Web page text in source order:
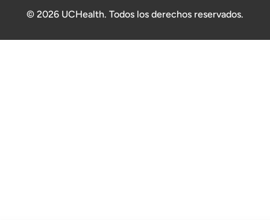
© 2026 UCHealth. Todos los derechos reservados.